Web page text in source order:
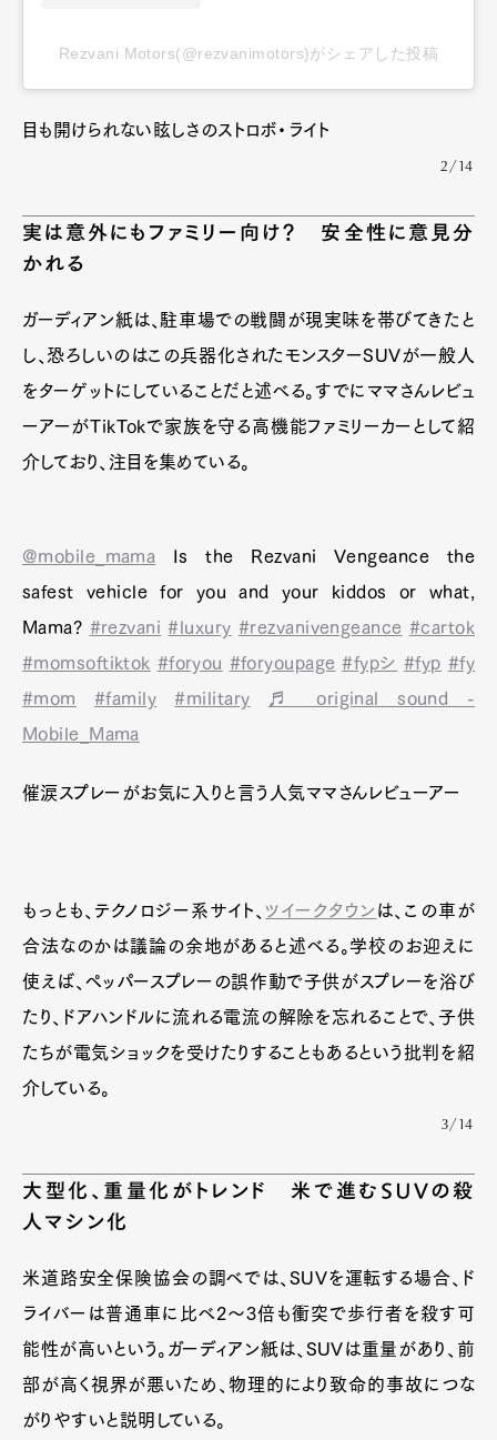
Rezvani Motors(@rezvanimotors)がシェアした投稿
目も開けられない眩しさのストロボ・ライト
2/14
実は意外にもファミリー向け？ 安全性に意見分
かれる
ガーディアン紙は、駐車場での戦闘が現実味を帯びてきたと
し、恐ろしいのはこの兵器化されたモンスターSUVが一般人
をターゲットにしていることだと述べる。すでにママさんレビュ
ーアーがTikTokで家族を守る高機能ファミリーカーとして紹
介しており、注目を集めている。
@mobile_mama Is the Rezvani Vengeance the
safest vehicle for you and your kiddos or what,
Mama? #rezvani #luxury #rezvanivengeance #cartok
#momsoftiktok #foryou #foryoupage #fypシ #fyp #fy
#mom
#family #military
♬ original sound -
Mobile_Mama
催涙スプレーがお気に入りと言う人気ママさんレビューアー
もっとも、テクノロジー系サイト、 ツイークタウン は、この車が
合法なのかは議論の余地があると述べる。学校のお迎えに
使えば、ペッパースプレーの誤作動で子供がスプレーを浴び
たり、ドアハンドルに流れる電流の解除を忘れることで、子供
たちが電気ショックを受けたりすることもあるという批判を紹
介している。
3/14
大型化、重量化がトレンド 米で進むSUVの殺
人マシン化
米道路安全保険協会の調べでは、SUVを運転する場合、ド
ライバーは普通車に比べ2～3倍も衝突で歩行者を殺す可
能性が高いという。ガーディアン紙は、SUVは重量があり、前
部が高く視界が悪いため、物理的により致命的事故につな
がりやすいと説明している。